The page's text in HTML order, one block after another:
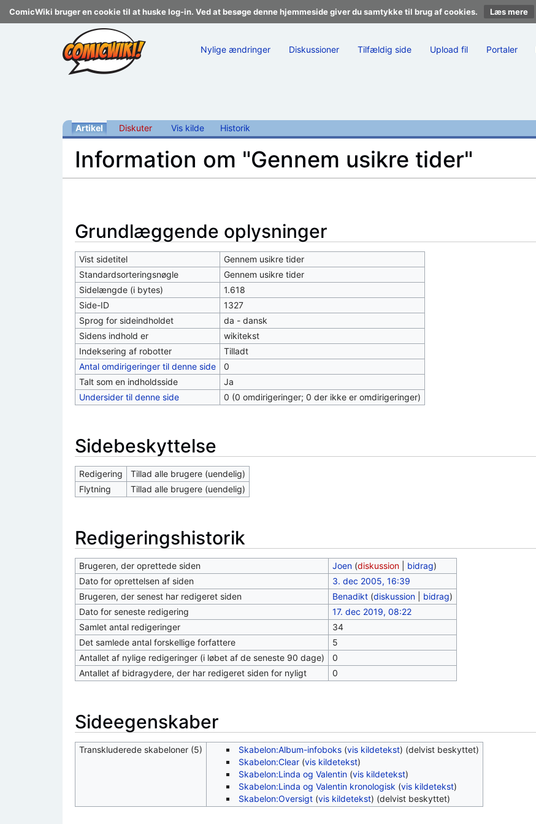
ComicWiki bruger en cookie til at huske log-in. Ved at besøge denne hjemmeside giver du samtykke til brug af cookies. Læs mere
Nylige ændringer Diskussioner Tilfældig side Upload fil Portaler
Artikel Diskuter Vis kilde Historik
Information om "Gennem usikre tider"
Grundlæggende oplysninger
Vist sidetitel
Gennem usikre tider
Standardsorteringsnøgle
Gennem usikre tider
Sidelængde (i bytes)
1.618
Side-ID
1327
Sprog for sideindholdet
da - dansk
Sidens indhold er
wikitekst
Indeksering af robotter
Tilladt
Antal omdirigeringer til denne side
0
Talt som en indholdsside
Ja
Undersider til denne side
0 (0 omdirigeringer; 0 der ikke er omdirigeringer)
Sidebeskyttelse
Redigering
Tillad alle brugere (uendelig)
Flytning
Tillad alle brugere (uendelig)
Redigeringshistorik
Brugeren, der oprettede siden Joen (diskussion| bidrag)
Dato for oprettelsen af siden
3. dec 2005, 16:39
Brugeren, der senest har redigeret siden
Benadikt (diskussion| bidrag)
Dato for seneste redigering
17. dec 2019, 08:22
Samlet antal redigeringer
34
Det samlede antal forskellige forfattere
5
Antallet af nylige redigeringer (i løbet af de seneste 90 dage)
0
Antallet af bidragydere, der har redigeret siden for nyligt
0
Sideegenskaber
Transkluderede skabeloner (5) Skabelon:Album-infoboks (vis kildetekst) (delvist beskyttet)
Skabelon:Clear (vis kildetekst)
Skabelon:Linda og Valentin (vis kildetekst)
Skabelon:Linda og Valentin kronologisk (vis kildetekst)
Skabelon:Oversigt (vis kildetekst) (delvist beskyttet)